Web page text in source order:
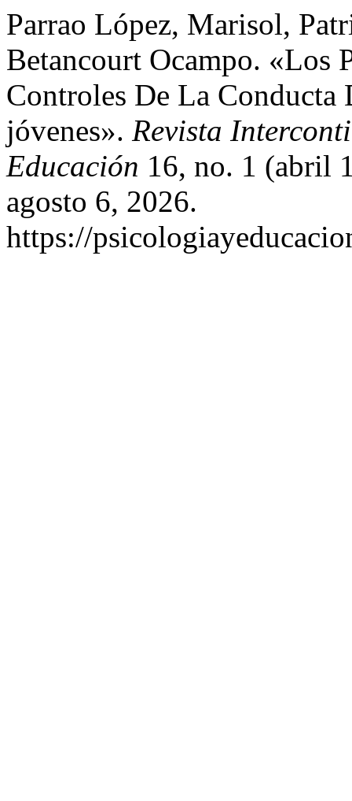
Parrao López, Marisol,
Betancourt Ocampo. «Los
Controles De La Conducta
jóvenes». Revista
Educación 16, no. 1 (abril
agosto 6, 2026.
https://